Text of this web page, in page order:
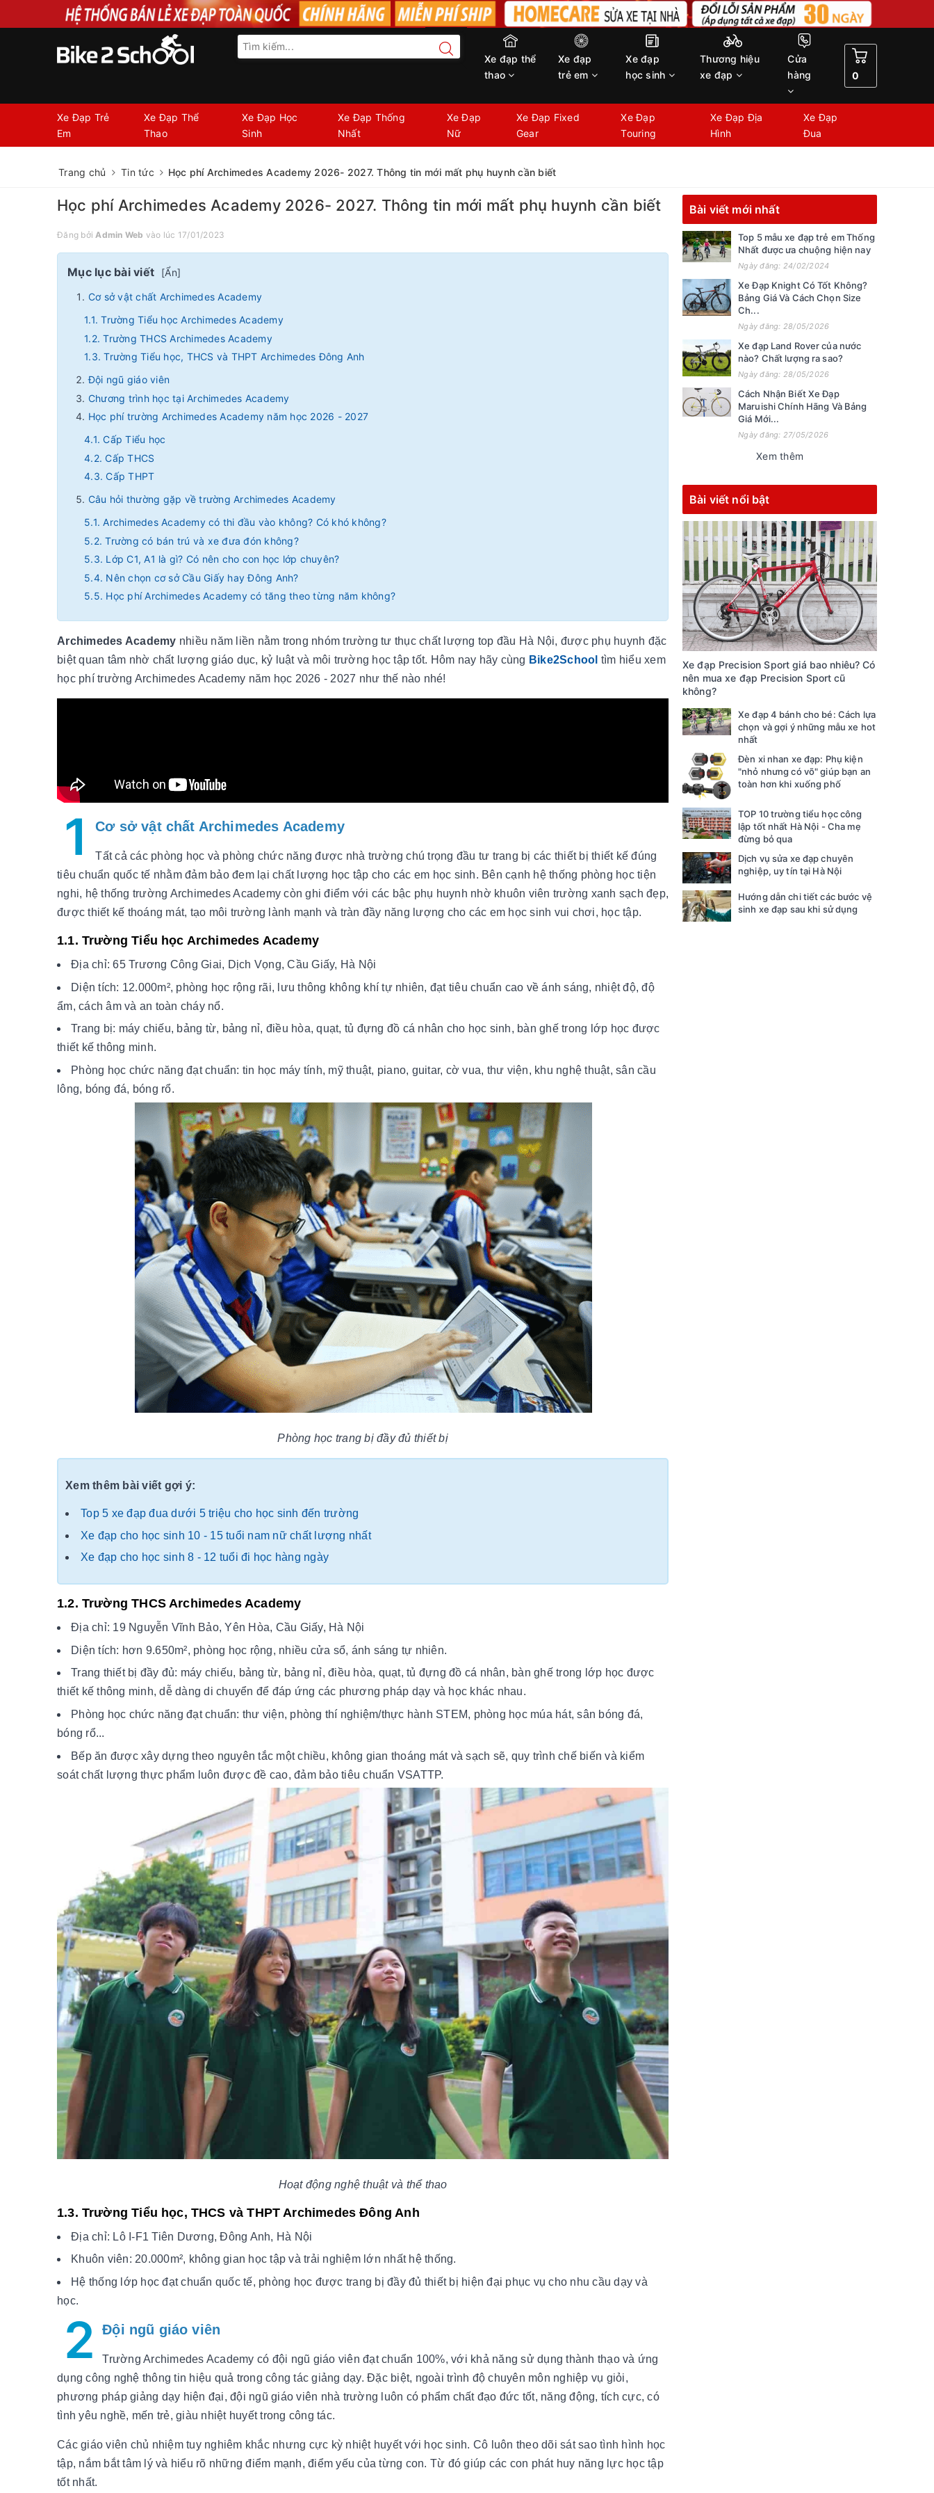
Xe đạp thể
thao
Xe đạp
trẻ em
Xe đạp
học sinh
Thương hiệu
xe đạp
Cửa
hàng
0
Xe Đạp Trẻ
Em
Xe Đạp Thể
Thao
Xe Đạp Học
Sinh
Xe Đạp Thống
Nhất
Xe Đạp
Nữ
Xe Đạp Fixed
Gear
Xe Đạp
Touring
Xe Đạp Địa
Hình
Xe Đạp
Đua
Trang chủ Tin tức Học phí Archimedes Academy 2026- 2027. Thông tin mới mất phụ huynh cần biết
Học phí Archimedes Academy 2026- 2027. Thông tin mới mất phụ huynh cần biết
Đăng bởiAdmin Web vào lúc 17/01/2023
Mục lục bài viết [Ẩn]
Cơ sở vật chất Archimedes Academy
1.1. Trường Tiểu học Archimedes Academy
1.2. Trường THCS Archimedes Academy
1.3. Trường Tiểu học, THCS và THPT Archimedes Đông Anh
Đội ngũ giáo viên
Chương trình học tại Archimedes Academy
Học phí trường Archimedes Academy năm học 2026 - 2027
4.1. Cấp Tiểu học
4.2. Cấp THCS
4.3. Cấp THPT
Câu hỏi thường gặp về trường Archimedes Academy
5.1. Archimedes Academy có thi đầu vào không? Có khó không?
5.2. Trường có bán trú và xe đưa đón không?
5.3. Lớp C1, A1 là gì? Có nên cho con học lớp chuyên?
5.4. Nên chọn cơ sở Cầu Giấy hay Đông Anh?
5.5. Học phí Archimedes Academy có tăng theo từng năm không?
Archimedes Academy nhiều năm liền nằm trong nhóm trường tư thục chất lượng top đầu Hà Nội, được phụ huynh đặc
biệt quan tâm nhờ chất lượng giáo dục, kỷ luật và môi trường học tập tốt. Hôm nay hãy cùng Bike2School tìm hiểu xem
học phí trường Archimedes Academy năm học 2026 - 2027 như thế nào nhé!
1 Cơ sở vật chất Archimedes Academy
Tất cả các phòng học và phòng chức năng được nhà trường chú trọng đầu tư trang bị các thiết bị thiết kế đúng
tiêu chuẩn quốc tế nhằm đảm bảo đem lại chất lượng học tập cho các em học sinh. Bên cạnh hệ thống phòng học tiện
nghi, hệ thống trường Archimedes Academy còn ghi điểm với các bậc phụ huynh nhờ khuôn viên trường xanh sạch đẹp,
được thiết kế thoáng mát, tạo môi trường lành mạnh và tràn đầy năng lượng cho các em học sinh vui chơi, học tập.
1.1. Trường Tiểu học Archimedes Academy
Địa chỉ: 65 Trương Công Giai, Dịch Vọng, Cầu Giấy, Hà Nội
Diện tích: 12.000m², phòng học rộng rãi, lưu thông không khí tự nhiên, đạt tiêu chuẩn cao về ánh sáng, nhiệt độ, độ
ẩm, cách âm và an toàn cháy nổ.
Trang bị: máy chiếu, bảng từ, bảng nỉ, điều hòa, quạt, tủ đựng đồ cá nhân cho học sinh, bàn ghế trong lớp học được
thiết kế thông minh.
Phòng học chức năng đạt chuẩn: tin học máy tính, mỹ thuật, piano, guitar, cờ vua, thư viện, khu nghệ thuật, sân cầu
lông, bóng đá, bóng rổ.
Phòng học trang bị đầy đủ thiết bị
Xem thêm bài viết gợi ý:
Top 5 xe đạp đua dưới 5 triệu cho học sinh đến trường
Xe đạp cho học sinh 10 - 15 tuổi nam nữ chất lượng nhất
Xe đạp cho học sinh 8 - 12 tuổi đi học hàng ngày
1.2. Trường THCS Archimedes Academy
Địa chỉ: 19 Nguyễn Vĩnh Bảo, Yên Hòa, Cầu Giấy, Hà Nội
Diện tích: hơn 9.650m², phòng học rộng, nhiều cửa sổ, ánh sáng tự nhiên.
Trang thiết bị đầy đủ: máy chiếu, bảng từ, bảng nỉ, điều hòa, quạt, tủ đựng đồ cá nhân, bàn ghế trong lớp học được
thiết kế thông minh, dễ dàng di chuyển để đáp ứng các phương pháp dạy và học khác nhau.
Phòng học chức năng đạt chuẩn: thư viện, phòng thí nghiệm/thực hành STEM, phòng học múa hát, sân bóng đá,
bóng rổ...
Bếp ăn được xây dựng theo nguyên tắc một chiều, không gian thoáng mát và sạch sẽ, quy trình chế biến và kiểm
soát chất lượng thực phẩm luôn được đề cao, đảm bảo tiêu chuẩn VSATTP.
Hoạt động nghệ thuật và thể thao
1.3. Trường Tiểu học, THCS và THPT Archimedes Đông Anh
Địa chỉ: Lô I-F1 Tiên Dương, Đông Anh, Hà Nội
Khuôn viên: 20.000m², không gian học tập và trải nghiệm lớn nhất hệ thống.
Hệ thống lớp học đạt chuẩn quốc tế, phòng học được trang bị đầy đủ thiết bị hiện đại phục vụ cho nhu cầu dạy và
học.
2 Đội ngũ giáo viên
Trường Archimedes Academy có đội ngũ giáo viên đạt chuẩn 100%, với khả năng sử dụng thành thạo và ứng
dụng công nghệ thông tin hiệu quả trong công tác giảng dạy. Đặc biệt, ngoài trình độ chuyên môn nghiệp vụ giỏi,
phương pháp giảng dạy hiện đại, đội ngũ giáo viên nhà trường luôn có phẩm chất đạo đức tốt, năng động, tích cực, có
tình yêu nghề, mến trẻ, giàu nhiệt huyết trong công tác.
Các giáo viên chủ nhiệm tuy nghiêm khắc nhưng cực kỳ nhiệt huyết với học sinh. Cô luôn theo dõi sát sao tình hình học
tập, nắm bắt tâm lý và hiểu rõ những điểm mạnh, điểm yếu của từng con. Từ đó giúp các con phát huy năng lực học tập
tốt nhất.
Bài viết mới nhất
Top 5 mẫu xe đạp trẻ em Thống
Nhất được ưa chuộng hiện nay
Ngày đăng: 24/02/2024
Xe Đạp Knight Có Tốt Không?
Bảng Giá Và Cách Chọn Size
Ch...
Ngày đăng: 28/05/2026
Xe đạp Land Rover của nước
nào? Chất lượng ra sao?
Ngày đăng: 28/05/2026
Cách Nhận Biết Xe Đạp
Maruishi Chính Hãng Và Bảng
Giá Mới...
Ngày đăng: 27/05/2026
Xem thêm
Bài viết nổi bật
Xe đạp Precision Sport giá bao nhiêu? Có
nên mua xe đạp Precision Sport cũ
không?
Xe đạp 4 bánh cho bé: Cách lựa
chọn và gợi ý những mẫu xe hot
nhất
Đèn xi nhan xe đạp: Phụ kiện
"nhỏ nhưng có võ" giúp bạn an
toàn hơn khi xuống phố
TOP 10 trường tiểu học công
lập tốt nhất Hà Nội - Cha mẹ
đừng bỏ qua
Dịch vụ sửa xe đạp chuyên
nghiệp, uy tín tại Hà Nội
Hướng dẫn chi tiết các bước vệ
sinh xe đạp sau khi sử dụng